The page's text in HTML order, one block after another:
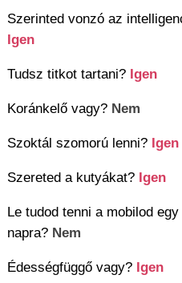
Szerinted vonzó az
Igen
Tudsz titkot tartani? Igen
Koránkelő vagy? Nem
Szoktál szomorú lenni? Igen
Szereted a kutyákat? Igen
Le tudod tenni a mobilod egy
napra? Nem
Édességfüggő vagy? Igen